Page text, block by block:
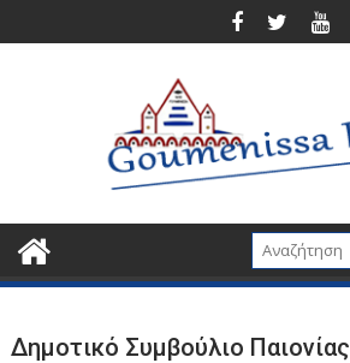
στο
Δημοτικό Συμβούλιο Παιονίας